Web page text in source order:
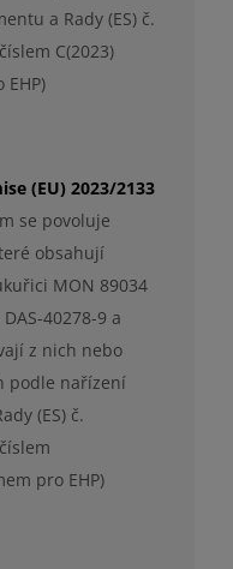
a Rady (ES) č.
C(2023)
EHP)
(EU) 2023/2133
se povoluje
obsahují
MON 89034
40278-9 a
z nich nebo
podle nařízení
(ES) č.
pro EHP)